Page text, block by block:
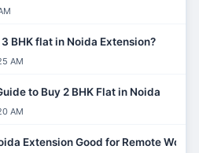
BHK flat in Noida Extension?
AM
to Buy 2 BHK Flat in Noida
AM
Extension Good for Remote Work?